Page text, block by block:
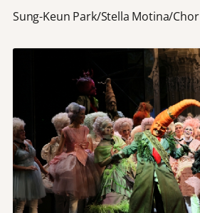
Sung-Keun Park/Stella Motina/Chor